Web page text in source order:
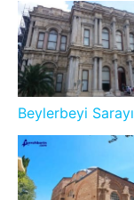
Beylerbeyi Sarayı